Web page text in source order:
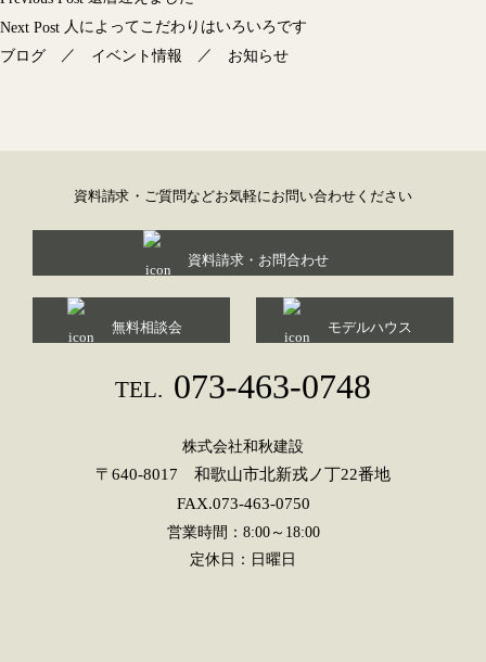
Next Post 人によってこだわりはいろいろです
ブログ ／ イベント情報 ／ お知らせ
資料請求・ご質問などお気軽にお問い合わせください
資料請求・お問合わせ
無料相談会 モデルハウス
TEL. 073-463-0748
株式会社和秋建設
〒640-8017 和歌山市北新戎ノ丁22番地
FAX.073-463-0750
営業時間：8:00～18:00
定休日：日曜日